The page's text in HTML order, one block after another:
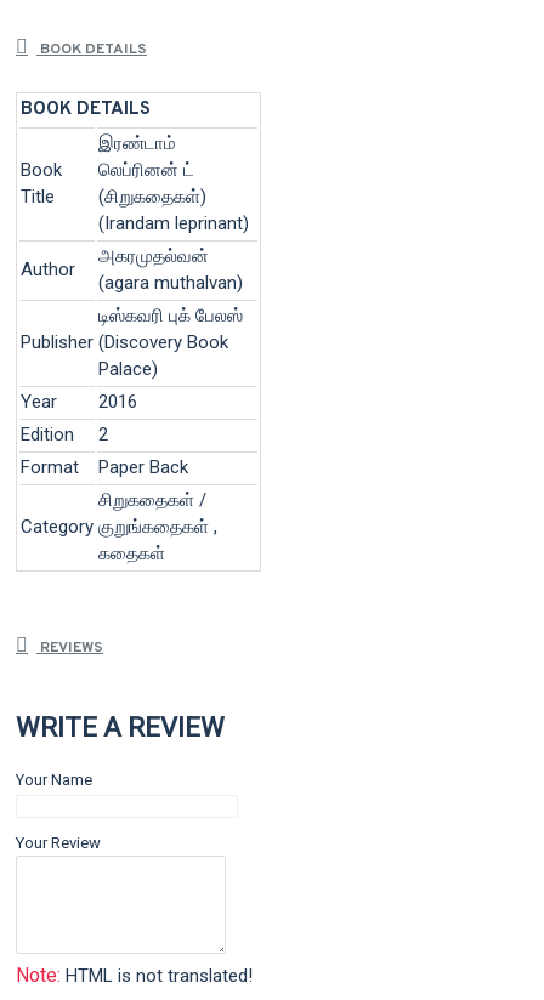
BOOK DETAILS
BOOK DETAILS
Book
Title
இரண்டாம்
லெப்ரினன் ட்
(சிறுகதைகள்)
(Irandam leprinant)
Author
அகரமுதல்வன்
(agara muthalvan)
Publisher
டிஸ்கவரி புக் பேலஸ்
(Discovery Book
Palace)
Year
2016
Edition
2
Format
Paper Back
Category
சிறுகதைகள் /
குறுங்கதைகள் ,
கதைகள்
REVIEWS
WRITE A REVIEW
Your Name
Your Review
Note: HTML is not translated!